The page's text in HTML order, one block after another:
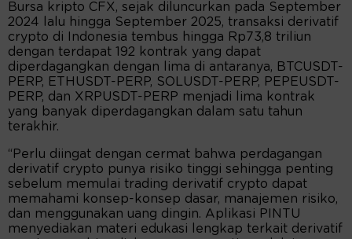
Bursa kripto CFX, sejak diluncurkan pada September
2024 lalu hingga September 2025, transaksi derivatif
crypto di Indonesia tembus hingga Rp73,8 triliun
dengan terdapat 192 kontrak yang dapat
diperdagangkan dengan lima di antaranya, BTCUSDT-
PERP, ETHUSDT-PERP, SOLUSDT-PERP, PEPEUSDT-
PERP, dan XRPUSDT-PERP menjadi lima kontrak
yang banyak diperdagangkan dalam satu tahun
terakhir.
“Perlu diingat dengan cermat bahwa perdagangan
derivatif crypto punya risiko tinggi sehingga penting
sebelum memulai trading derivatif crypto dapat
memahami konsep-konsep dasar, manajemen risiko,
dan menggunakan uang dingin. Aplikasi PINTU
menyediakan materi edukasi lengkap terkait derivatif